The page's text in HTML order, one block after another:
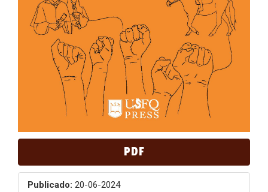
PDF
Publicado: 20-06-2024